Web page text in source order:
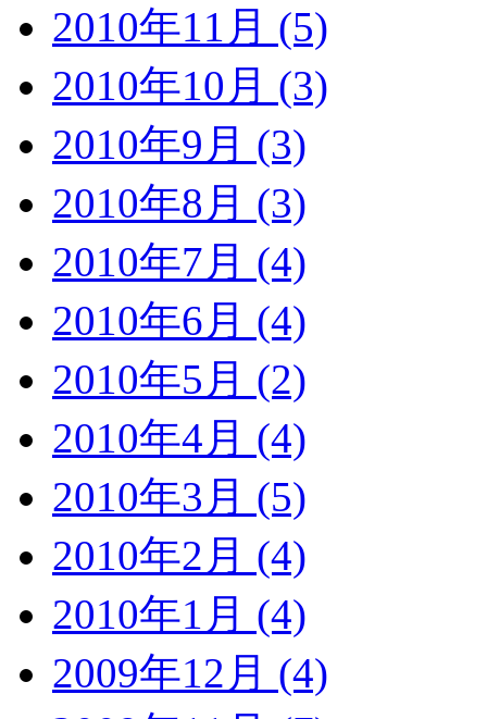
2010年11月 (5)
2010年10月 (3)
2010年9月 (3)
2010年8月 (3)
2010年7月 (4)
2010年6月 (4)
2010年5月 (2)
2010年4月 (4)
2010年3月 (5)
2010年2月 (4)
2010年1月 (4)
2009年12月 (4)